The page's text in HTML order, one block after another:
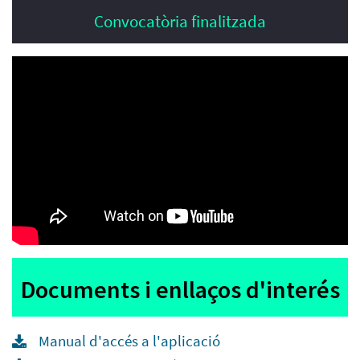
Convocatòria finalitzada
Documents i enllaços d'interés
Manual d'accés a l'aplicació